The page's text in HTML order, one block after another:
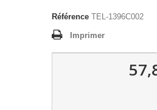
Référence TEL-1396C002
Imprimer